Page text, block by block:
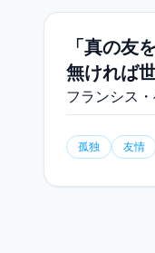
「真の友
無ければ
フランシス
孤独 友情